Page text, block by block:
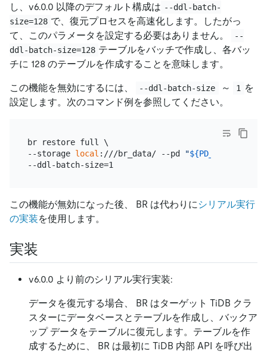
し、v6.0.0 以降のデフォルト構成は --ddl-batch-
size=128 で、復元プロセスを高速化します。したがっ
て、このパラメータを設定する必要はありません。
--
ddl-batch-size=128 テーブルをバッチで作成し、各バッ
チに 128 のテーブルを作成することを意味します。
この機能を無効にするには、 --ddl-batch-size ～ 1
を
設定します。次のコマンド例を参照してください。
br restore full \
--storage local :///br_data/ --pd "${PD_IP}
この機能が無効になった後、 BR は代わりにシリアル実行
の実装を使用します。
実装
v6.0.0 より前のシリアル実行実装:
データを復元する場合、 BR はターゲット TiDB クラ
スターにデータベースとテーブルを作成し、バックア
ップ データをテーブルに復元します。テーブルを作
成するために、 BR は最初に TiDB 内部 API を呼び出